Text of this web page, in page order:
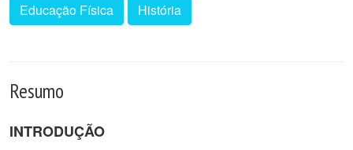
Educação Física História
Resumo
INTRODUÇÃO